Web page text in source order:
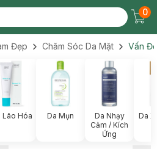
0
Đẹp Chăm Sóc Da Mặt Vấn
Lão Hóa Da Mụn
Da Nhạy
Cảm / Kích
Ứng
Da